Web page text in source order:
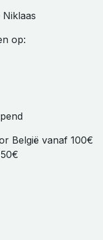
op:
België vanaf 100€